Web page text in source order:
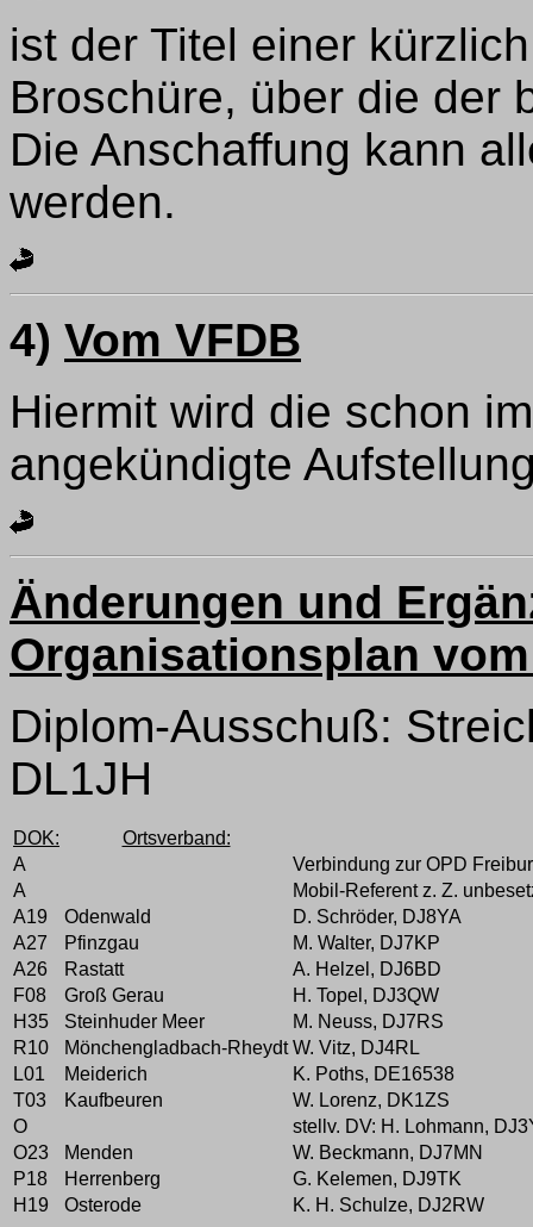
ist der Titel einer
Broschüre, über die der
Die Anschaffung kann
werden.
4) Vom VFDB
Hiermit wird die schon
angekündigte
Änderungen und
Organisationsplan
Diplom-Ausschuß:
DL1JH
DOK:
Ortsverband:
A
Verbindung zur OPD
A
Mobil-Referent z. Z.
A19
Odenwald
D. Schröder, DJ8YA
A27
Pfinzgau
M. Walter, DJ7KP
A26
Rastatt
A. Helzel, DJ6BD
F08
Groß Gerau
H. Topel, DJ3QW
H35
Steinhuder Meer
M. Neuss, DJ7RS
R10
Mönchengladbach-Rheydt W. Vitz, DJ4RL
L01
Meiderich
K. Poths, DE16538
T03
Kaufbeuren
W. Lorenz, DK1ZS
O
stellv. DV: H. Lohmann,
O23
Menden
W. Beckmann, DJ7MN
P18
Herrenberg
G. Kelemen, DJ9TK
H19
Osterode K. H. Schulze, DJ2RW